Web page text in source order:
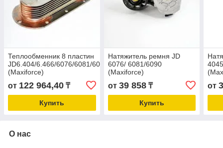
Теплообменник 8 пластин
JD6.404/6.466/6076/6081/6090
(Maxiforce)
от 122 964,40 ₸
Купить
Натяжитель ремня JD
6076/ 6081/6090
(Maxiforce)
от 39 858₸
Купить
от
О нас